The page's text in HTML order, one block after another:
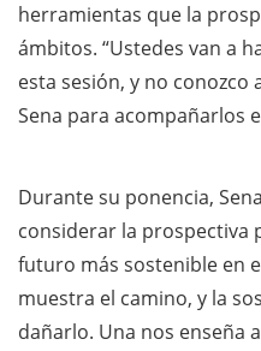
herramientas que la
ámbitos. “Ustedes van a
esta sesión, y no
Sena para acompañarlos
Durante su ponencia,
considerar la prospectiva
futuro más sostenible en
muestra el camino, y la
dañarlo. Una nos enseña